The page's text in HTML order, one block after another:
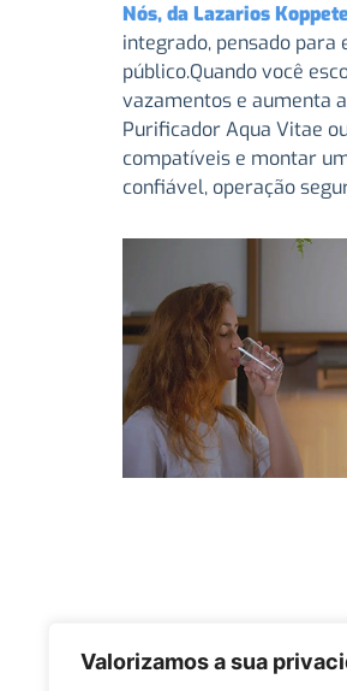
Valorizamos a sua
Nós, da Lazarios
integrado, pensado para
público.Quando você
vazamentos e aumenta
Purificador Aqua Vitae
compatíveis e montar
confiável, operação